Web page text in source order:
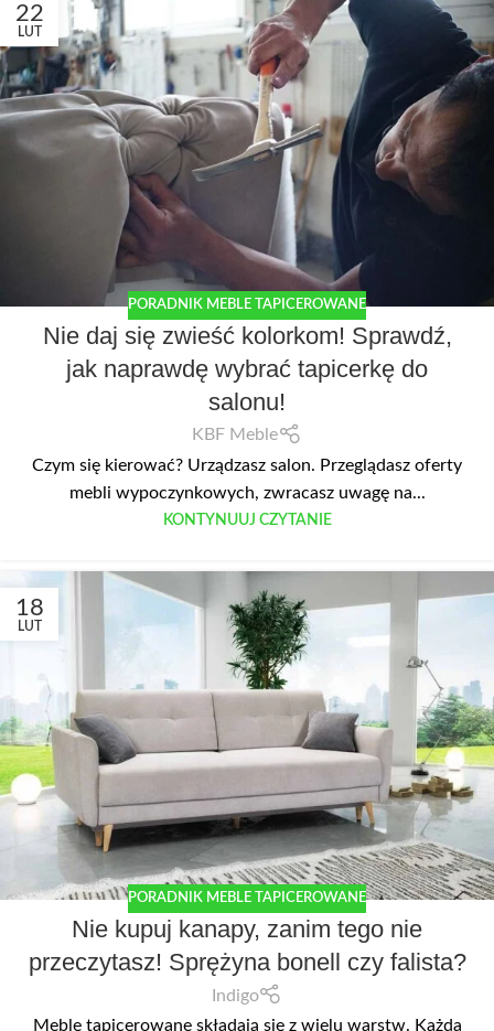
22
LUT
PORADNIK MEBLE TAPICEROWANE
Nie daj się zwieść kolorkom! Sprawdź,
jak naprawdę wybrać tapicerkę do
salonu!
KBF Meble
Czym się kierować? Urządzasz salon. Przeglądasz oferty
mebli wypoczynkowych, zwracasz uwagę na...
KONTYNUUJ CZYTANIE
18
LUT
PORADNIK MEBLE TAPICEROWANE
Nie kupuj kanapy, zanim tego nie
przeczytasz! Sprężyna bonell czy falista?
Indigo
Meble tapicerowane składają się z wielu warstw. Każda